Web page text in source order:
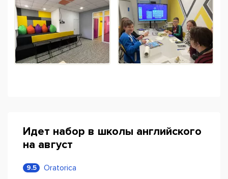
Идет набор в школы английского
на август
9.5 Oratorica